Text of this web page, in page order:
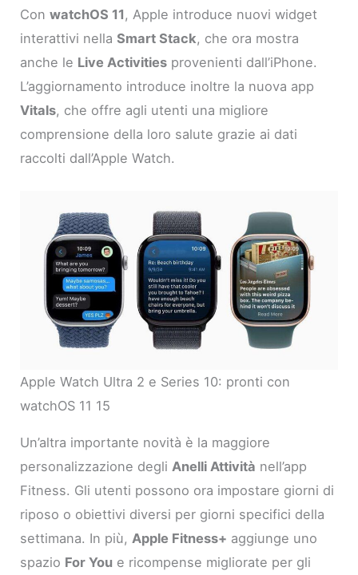
ConwatchOS 11 , Apple introduce nuovi widget
interattivi nellaSmart Stack, che ora mostra
anche le Live Activities provenienti dall’iPhone.
L’aggiornamento introduce inoltre la nuova app
Vitals, che offre agli utenti una migliore
comprensione della loro salute grazie ai dati
raccolti dall’Apple Watch.
Apple Watch Ultra 2 e Series 10: pronti con
watchOS 11 15
Un’altra importante novità è la maggiore
personalizzazione degliAnelli Attività nell’app
Fitness. Gli utenti possono ora impostare giorni di
riposo o obiettivi diversi per giorni specifici della
settimana. In più,Apple Fitness+ aggiunge uno
spazio For You e ricompense migliorate per gli